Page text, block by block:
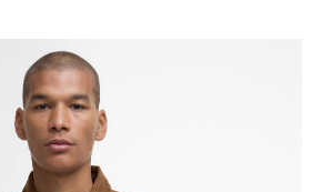
到繳費通知簡訊。
天內，點擊此簡訊中的連結，可透過四大超商／
進行付款，方視為交易完成。
不需立刻繳費，但若您需要取消訂單，請聯絡
意取消之訂單仍視為有效，需透過AFTEE先享
先享後付 」之結帳頁面顯示為準，若有關於
欲退款等相關疑問，請聯繫「AFTEE先享後付